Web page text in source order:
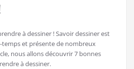
à dessiner ! Savoir dessiner est
temps et présente de nombreux
nous allons découvrir 7 bonnes
à dessiner.